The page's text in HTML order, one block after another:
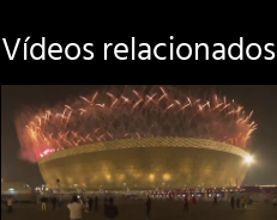
Vídeos relacionados